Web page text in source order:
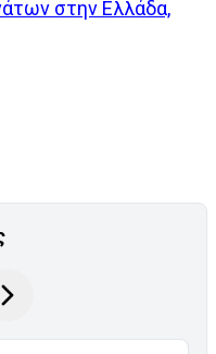
στην Ελλάδα,